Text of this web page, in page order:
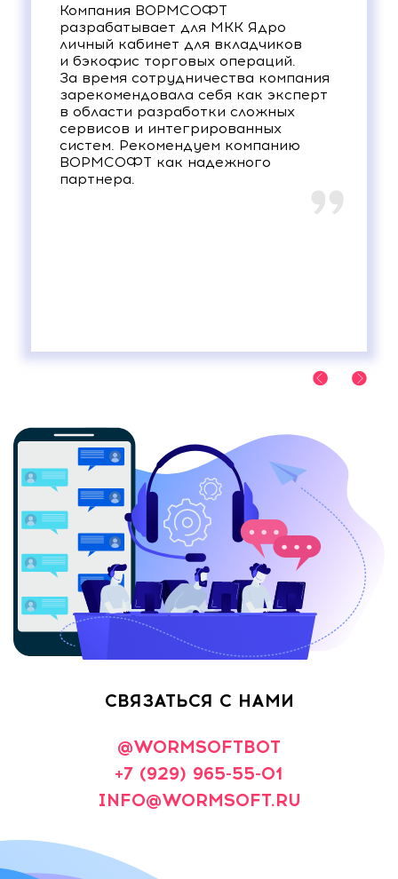
Компания ВОРМСОФТ
разрабатывает для МКК Ядро
личный кабинет для вкладчиков
и бэкофис торговых операций.
За время сотрудничества компания
зарекомендовала себя как эксперт
в области разработки сложных
сервисов и интегрированных
систем. Рекомендуем компанию
ВОРМСОФТ как надежного
партнера.
СВЯЗАТЬСЯ С НАМИ
@WORMSOFTBOT
+7 (929) 965-55-01
INFO@WORMSOFT.RU